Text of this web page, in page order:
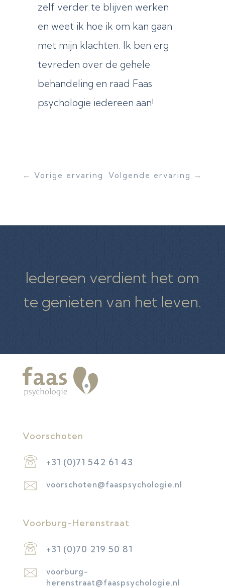
zelf verder te blijven werken
en weet ik hoe ik om kan gaan
met mijn klachten. Ik ben erg
tevreden over de gehele
behandeling en raad Faas
psychologie iedereen aan!
← Vorige ervaring Volgende ervaring →
Iedereen verdient het om
te genieten van het leven.
Voorschoten
+31 (0)71 542 61 43
voorschoten@faaspsychologie.nl
Voorburg-Herenstraat
+31 (0)70 219 50 81
voorburg-
herenstraat@faaspsychologie.nl